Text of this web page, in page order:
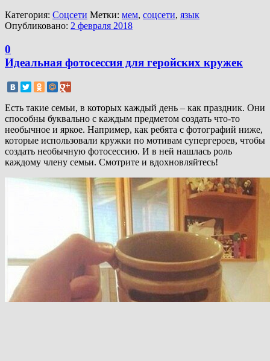
Категория: Соцсети Метки: мем, соцсети, язык
Опубликовано: 2 февраля 2018
0
Идеальная фотосессия для геройских кружек
Есть такие семьи, в которых каждый день – как праздник. Они
способны буквально с каждым предметом создать что-то
необычное и яркое. Например, как ребята с фотографий ниже,
которые использовали кружки по мотивам супергероев, чтобы
создать необычную фотосессию. И в ней нашлась роль
каждому члену семьи. Смотрите и вдохновляйтесь!